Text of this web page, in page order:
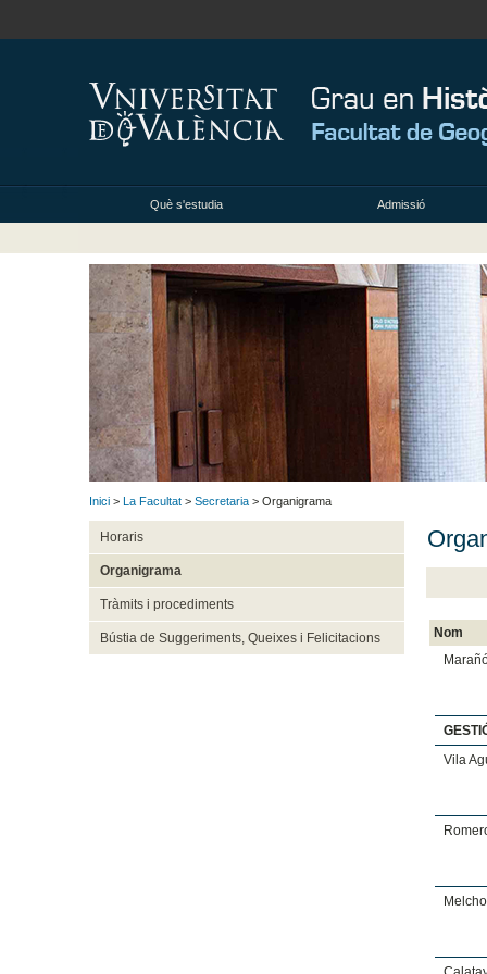
Què s'estudia Admissió
Inici > La Facultat > Secretaria > Organigrama
Horaris
Organigrama
Tràmits i procediments
Bústia de Suggeriments, Queixes i Felicitacions
Nom
Vila